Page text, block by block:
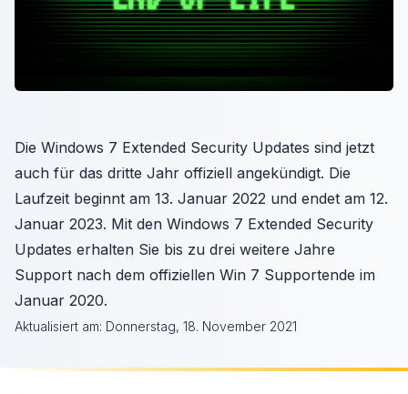
Die Windows 7 Extended Security Updates sind jetzt
auch für das dritte Jahr offiziell angekündigt. Die
Laufzeit beginnt am 13. Januar 2022 und endet am 12.
Januar 2023. Mit den Windows 7 Extended Security
Updates erhalten Sie bis zu drei weitere Jahre
Support nach dem offiziellen Win 7 Supportende im
Januar 2020.
Aktualisiert am: Donnerstag, 18. November 2021